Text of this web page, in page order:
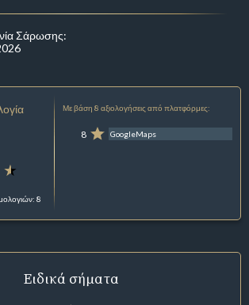
Σάρωσης:
8
Με βάση 8 αξιολογήσεις από πλατφόρμες:
8 GoogleMaps
Ειδικά σήματα